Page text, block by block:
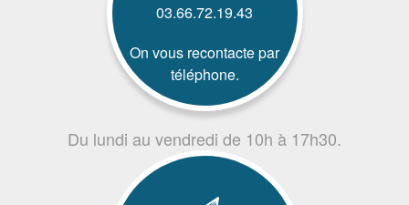
03.66.72.19.43
On vous recontacte par
téléphone.
Du lundi au vendredi de 10h à 17h30.